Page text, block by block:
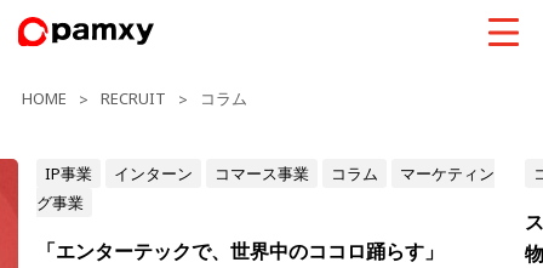
HOME > RECRUIT > コラム
IP事業 インターン コマース事業 コラム
マーケティン
グ事業
「エンターテックで、世界中のココロ踊らす」